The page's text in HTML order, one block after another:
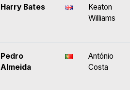
Harry Bates
Keaton
Williams
Pedro
Almeida
António
Costa